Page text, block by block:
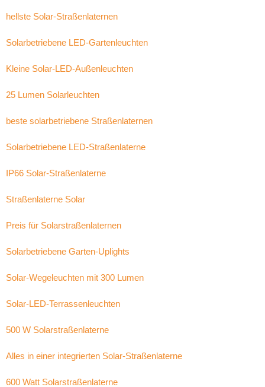
hellste Solar-Straßenlaternen
Solarbetriebene LED-Gartenleuchten
Kleine Solar-LED-Außenleuchten
25 Lumen Solarleuchten
beste solarbetriebene Straßenlaternen
Solarbetriebene LED-Straßenlaterne
IP66 Solar-Straßenlaterne
Straßenlaterne Solar
Preis für Solarstraßenlaternen
Solarbetriebene Garten-Uplights
Solar-Wegeleuchten mit 300 Lumen
Solar-LED-Terrassenleuchten
500 W Solarstraßenlaterne
Alles in einer integrierten Solar-Straßenlaterne
600 Watt Solarstraßenlaterne